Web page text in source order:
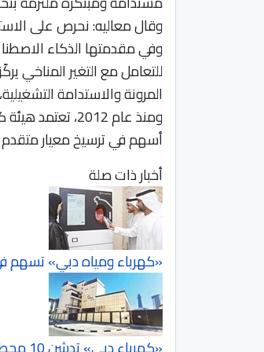
وقال معاليه: نحرص على
وفي مقدمتها الذكاء
للتعامل مع التغير المناخي
المرونة والاستدامة
أسهم في ترسيخ معيار
أخبار ذات صلة
«كهرباء ومياه دبي» تسهم في تدوير 1.3